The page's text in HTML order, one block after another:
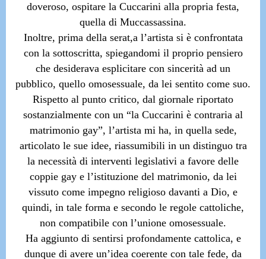
doveroso, ospitare la Cuccarini alla propria festa,
quella di Muccassassina.
Inoltre, prima della serat,a l’artista si è confrontata
con la sottoscritta, spiegandomi il proprio pensiero
che desiderava esplicitare con sincerità ad un
pubblico, quello omosessuale, da lei sentito come suo.
Rispetto al punto critico, dal giornale riportato
sostanzialmente con un “la Cuccarini è contraria al
matrimonio gay”, l’artista mi ha, in quella sede,
articolato le sue idee, riassumibili in un distinguo tra
la necessità di interventi legislativi a favore delle
coppie gay e l’istituzione del matrimonio, da lei
vissuto come impegno religioso davanti a Dio, e
quindi, in tale forma e secondo le regole cattoliche,
non compatibile con l’unione omosessuale.
Ha aggiunto di sentirsi profondamente cattolica, e
dunque di avere un’idea coerente con tale fede, da